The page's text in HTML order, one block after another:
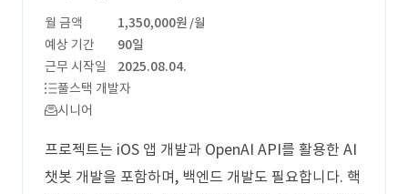
월 금액 1,350,000원 /월
예상 기간
90일
근무 시작일
2025.08.04.
풀스택 개발자
시니어
프로젝트는 iOS 앱 개발과 OpenAI API를 활용한 AI
챗봇 개발을 포함하며, 백엔드 개발도 필요합니다. 핵